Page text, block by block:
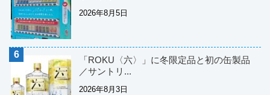
2026年8月5日
「ROKU〈六〉」に冬限定品と初の缶製品
／サントリ...
2026年8月3日